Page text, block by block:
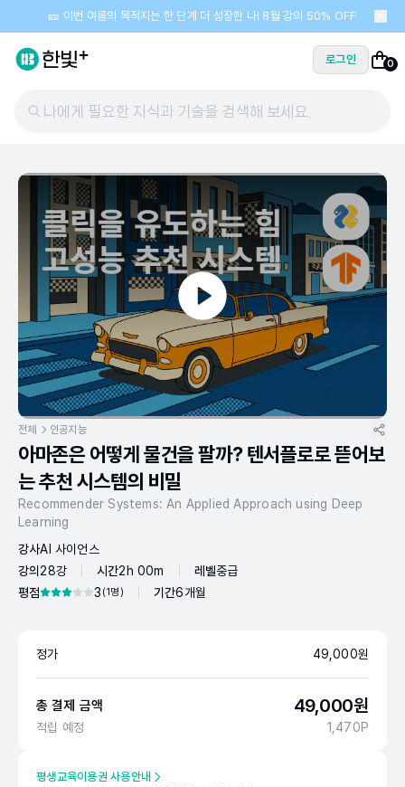
🎫 이번 여름의 목적지는 한 단계 더 성장한 나! 8월 강의 50% OFF
로그인 0
나에게 필요한 지식과 기술을 검색해 보세요.
전체 인공지능
아마존은 어떻게 물건을 팔까? 텐서플로로 뜯어보
는 추천 시스템의 비밀
Recommender Systems: An Applied Approach using Deep
Learning
강사AI 사이언스
강의 28강 시간2h 00m 레벨중급
평점
3 (1명) 기간6개월
정가 49,000원
총 결제 금액 49,000원
적립 예정 1,470P
평생교육이용권 사용안내